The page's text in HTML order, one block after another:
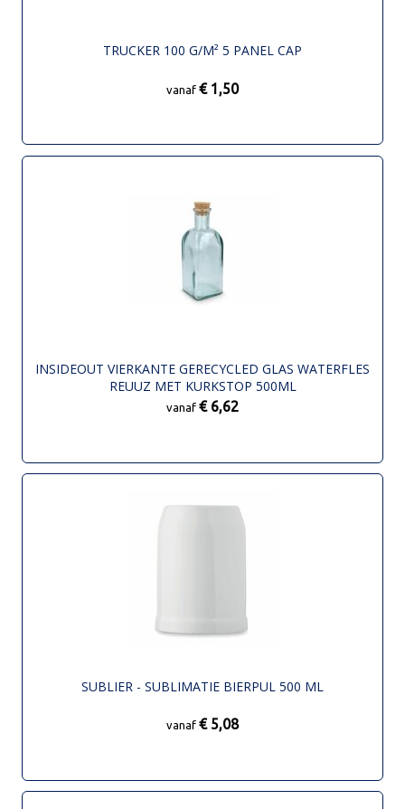
TRUCKER 100 G/M² 5 PANEL CAP
vanaf € 1,50
INSIDEOUT VIERKANTE GERECYCLED GLAS WATERFLES
REUUZ MET KURKSTOP 500ML
vanaf € 6,62
SUBLIER - SUBLIMATIE BIERPUL 500 ML
vanaf € 5,08